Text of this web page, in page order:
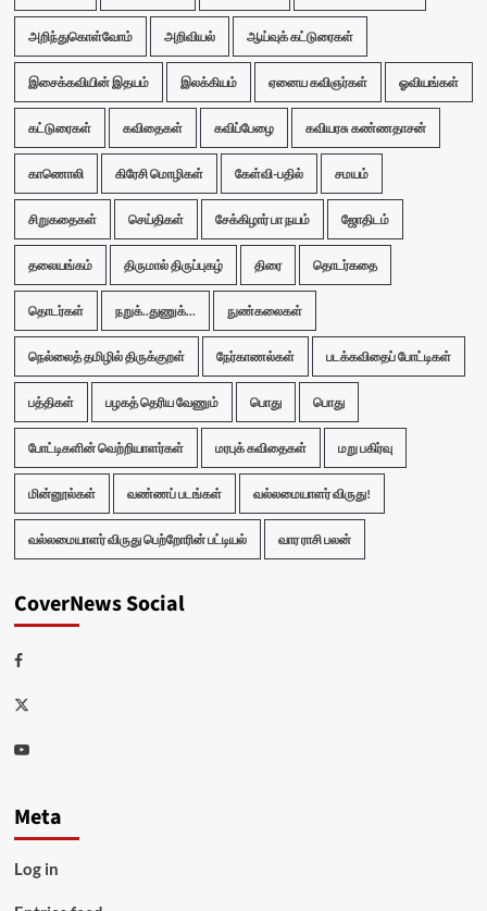
அறிந்துகொள்வோம் அறிவியல் ஆய்வுக் கட்டுரைகள்
இசைக்கவியின் இதயம் இலக்கியம் ஏனைய கவிஞர்கள் ஓவியங்கள்
கட்டுரைகள் கவிதைகள் கவிப்பேழை கவியரசு கண்ணதாசன்
காணொலி கிரேசி மொழிகள் கேள்வி-பதில் சமயம்
சிறுகதைகள் செய்திகள் சேக்கிழார் பா நயம் ஜோதிடம்
தலையங்கம் திருமால் திருப்புகழ் திரை தொடர்கதை
தொடர்கள் நறுக்..துணுக்... நுண்கலைகள்
நெல்லைத் தமிழில் திருக்குறள் நேர்காணல்கள் படக்கவிதைப் போட்டிகள்
பத்திகள் பழகத் தெரிய வேணும் பொது பொது
போட்டிகளின் வெற்றியாளர்கள் மரபுக் கவிதைகள் மறு பகிர்வு
மின்னூல்கள் வண்ணப் படங்கள் வல்லமையாளர் விருது!
வல்லமையாளர் விருது பெற்றோரின் பட்டியல் வார ராசி பலன்
CoverNews Social
Facebook
Twitter
Youtube
Meta
Log in